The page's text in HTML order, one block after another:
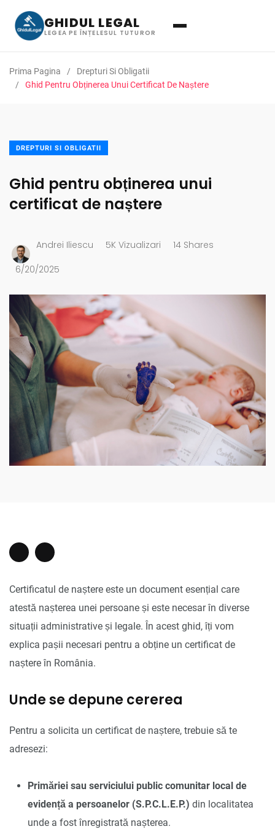
GHIDUL LEGAL
LEGEA PE ÎNȚELESUL TUTUROR
Prima Pagina
Drepturi Si Obligatii
Ghid Pentru Obținerea Unui Certificat De Naștere
DREPTURI SI OBLIGATII
Ghid pentru obținerea unui
certificat de naștere
Andrei Iliescu 5K Vizualizari 14 Shares
6/20/2025
Certificatul de naștere este un document esențial care
atestă nașterea unei persoane și este necesar în diverse
situații administrative și legale. În acest ghid, îți vom
explica pașii necesari pentru a obține un certificat de
naștere în România.
Unde se depune cererea
Pentru a solicita un certificat de naștere, trebuie să te
adresezi:
Primăriei sau serviciului public comunitar local de
evidență a persoanelor (S.P.C.L.E.P.) din localitatea
unde a fost înregistrată nașterea.